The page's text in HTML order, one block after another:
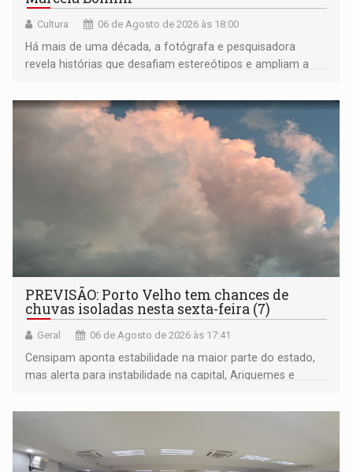
Cultura 06 de Agosto de 2026 às 18:00
Há mais de uma década, a fotógrafa e pesquisadora
revela histórias que desafiam estereótipos e ampliam a
negras
PREVISÃO: Porto Velho tem chances de
chuvas isoladas nesta sexta-feira (7)
Geral 06 de Agosto de 2026 às 17:41
Censipam aponta estabilidade na maior parte do estado,
mas alerta para instabilidade na capital, Ariquemes e